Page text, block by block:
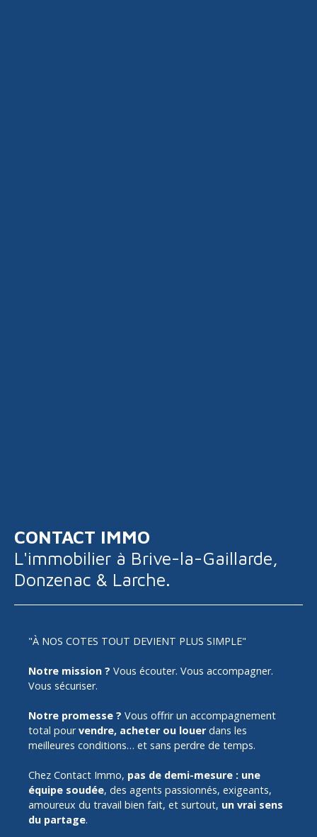
CONTACT IMMO
L'immobilier à Brive-la-Gaillarde,
Donzenac & Larche.
"À NOS COTES TOUT DEVIENT PLUS SIMPLE"
Notre mission ? Vous écouter. Vous accompagner.
Vous sécuriser.
Notre promesse ? Vous offrir un accompagnement
total pourvendre, acheter ou louerdans les
meilleures conditions… et sans perdre de temps.
Chez Contact Immo, pas de demi-mesure : une
équipe soudée, des agents passionnés, exigeants,
amoureux du travail bien fait, et surtout, un vrai sens
du partage.